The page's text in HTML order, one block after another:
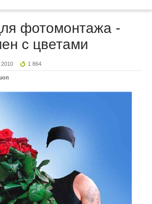
фотомонтажа -
с цветами
1 864